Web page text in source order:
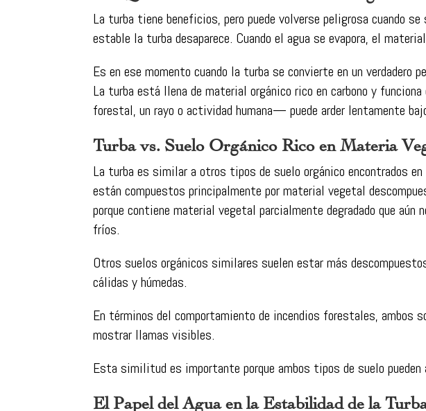
La turba tiene beneficios, pero puede volverse peligrosa cuando
estable la turba desaparece. Cuando el agua se evapora, el
Es en ese momento cuando la turba se convierte en un verdadero
La turba está llena de material orgánico rico en carbono y
forestal, un rayo o actividad humana— puede arder lentamente
Turba vs. Suelo Orgánico Rico en Materia
La turba es similar a otros tipos de suelo orgánico encontrados
están compuestos principalmente por material vegetal
porque contiene material vegetal parcialmente degradado que
fríos.
Otros suelos orgánicos similares suelen estar más
cálidas y húmedas.
En términos del comportamiento de incendios forestales, ambos
mostrar llamas visibles.
Esta similitud es importante porque ambos tipos de suelo
El Papel del Agua en la Estabilidad de la